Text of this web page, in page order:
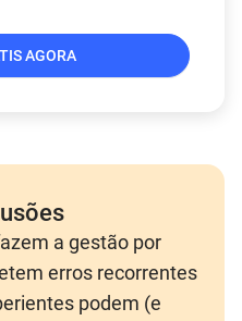
AGORA
a gestão por
erros recorrentes
podem (e